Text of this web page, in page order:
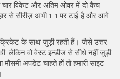
विकेट और अंतिम ओवर में दो कैच
से सीरीज़ अभी 1-1 पर टाई है और आगे
के साथ जुड़ी रहती हैं। जैसे उत्तर
लेकिन वो वेस्ट इन्डीज से सीधे नहीं जुड़ी
अपडेट चाहते हों तो हमारी साइट